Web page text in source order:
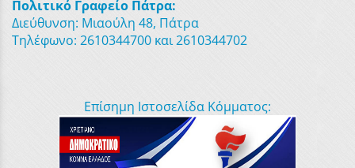
Πολιτικό Γραφείο Πάτρα:
Διεύθυνση: Μιαούλη 48, Πάτρα
Τηλέφωνο: 2610344700 και 2610344702
Επίσημη Ιστοσελίδα Κόμματος: